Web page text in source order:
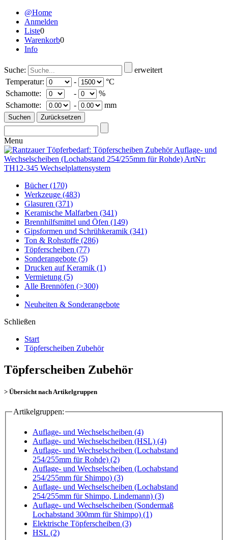
@Home
Anmelden
Liste0
Warenkorb0
Info
Suche:
erweitert
Temperatur:
-
°C
Schamotte:
-
%
Schamotte:
- mm
Menu
Bücher(170)
Werkzeuge (483)
Glasuren (371)
Keramische Malfarben (341)
Brennhilfsmittel und Öfen (149)
Gipsformen und Schrühkeramik (341)
Ton & Rohstoffe (286)
Töpferscheiben (77)
Sonderangebote (5)
Drucken auf Keramik (1)
Vermietung (5)
Alle Brennöfen (>300)
Neuheiten & Sonderangebote
Schließen
Start
Töpferscheiben Zubehör
Töpferscheiben Zubehör
> Übersicht nach Artikelgruppen
Artikelgruppen:
Auflage- und Wechselscheiben (4)
Auflage- und Wechselscheiben (HSL) (4)
Auflage- und Wechselscheiben (Lochabstand
254/255mm für Rohde) (2)
Auflage- und Wechselscheiben (Lochabstand
254/255mm für Shimpo) (3)
Auflage- und Wechselscheiben (Lochabstand
254/255mm für Shimpo, Lindemann) (3)
Auflage- und Wechselscheiben (Sondermaß
Lochabstand 300mm für Shimpo) (1)
Elektrische Töpferscheiben (3)
HSL (2)